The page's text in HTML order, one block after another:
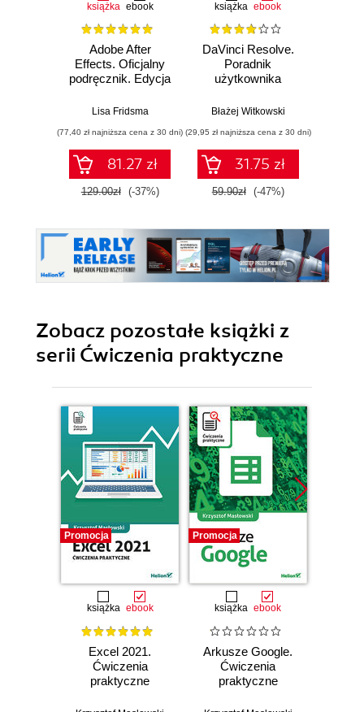
książka ebook
Adobe After
Effects. Oficjalny
podręcznik. Edycja
Lisa Fridsma
(77,40 zł najniższa cena z 30 dni)
81.27 zł
129.00zł (-37%)
książka ebook
DaVinci Resolve.
Poradnik
użytkownika
Błażej Witkowski
(29,95 zł najniższa cena z 30 dni)
31.75 zł
59.90zł (-47%)
Zobacz pozostałe książki z
serii Ćwiczenia praktyczne
Promocja
książka ebook
Excel 2021.
Ćwiczenia
praktyczne
Promocja
książka ebook
Arkusze Google.
Ćwiczenia
praktyczne